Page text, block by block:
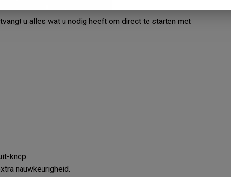
u alles wat u nodig heeft om direct te starten met
knop.
nauwkeurigheid.